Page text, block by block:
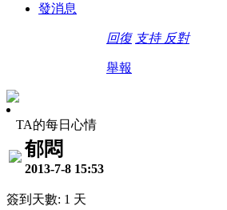
發消息
回復 支持 反對
舉報
TA的每日心情
郁悶
2013-7-8 15:53
簽到天數: 1 天